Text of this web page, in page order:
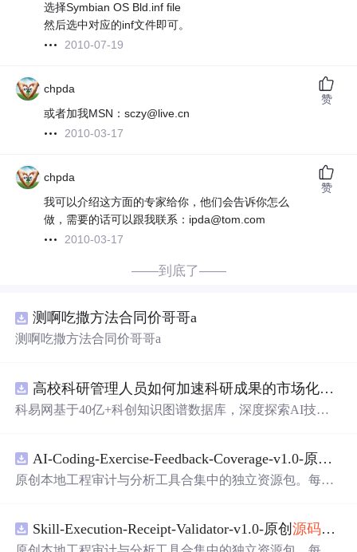
选择Symbian OS Bld.inf file
然后选中对应的inf文件即可。
2010-07-19
chpda
或者加我MSN：sczy@live.cn
2010-03-17
赞
chpda
我可以介绍这方面的专家给你，他们会告诉你怎么
做，需要的话可以跟我联系：ipda@tom.com
2010-03-17
赞
——到底了——
测啊吃撒方法合同价哥哥a
测啊吃撒方法合同价哥哥a
高校科研管理人员如何加速科研成果的市场化转化？.docx
科易网基于40亿+科创知识图谱数据库，深度探索AI技术
新领域的AI+数智化解决方案，推动科技创新与产业创新
智能化发展。
AI-Coding-Exercise-Feedback-Coverage-v1.0-原创
原创本地工程审计与分析工具合集中的独立资源包。每个
README、运行说明、功能清单、MIT License及原创与授
权声明。解压后进入project目录，执行npm test验证算法，
Skill-Execution-Receipt-Validator-v1.0-原创源码与文